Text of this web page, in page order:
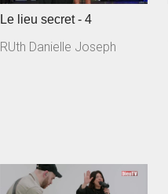
Le lieu secret - 4
RUth Danielle Joseph